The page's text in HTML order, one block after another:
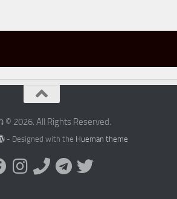
© 2026. All Rights Reserved.
- Designed with the Hueman theme